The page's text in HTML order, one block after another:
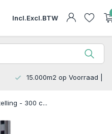
Incl.Excl.BTW
| Bezorgen of Afhalen
- 300 c...